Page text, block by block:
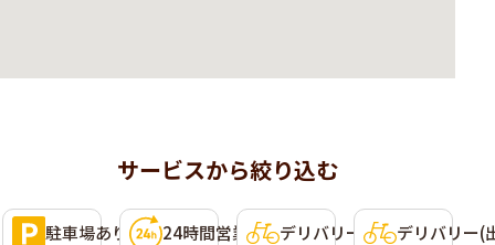
サービスから絞り込む
利用可能なサービス
選択して条件に含めることができます。複数選択可。
駐車場あり 24時間営業 デリバリー(Uber Eats)
デリバリー(